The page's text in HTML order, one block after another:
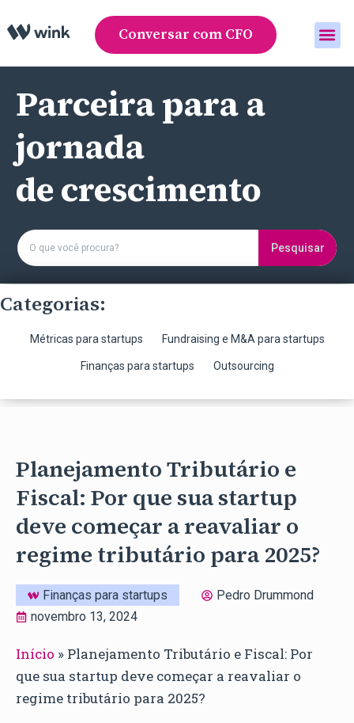
Conversar com CFO
Parceira para a
jornada
de crescimento
Pesquisar
Categorias:
Métricas para startups Fundraising e M&A para startups
Finanças para startups Outsourcing
Planejamento Tributário e
Fiscal: Por que sua startup
deve começar a reavaliar o
regime tributário para 2025?
Finanças para startups
Pedro Drummond
novembro 13, 2024
Início » Planejamento Tributário e Fiscal: Por
que sua startup deve começar a reavaliar o
regime tributário para 2025?